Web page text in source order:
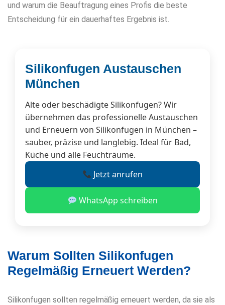
und warum die Beauftragung eines Profis die beste
Entscheidung für ein dauerhaftes Ergebnis ist.
Silikonfugen Austauschen
München
Alte oder beschädigte Silikonfugen? Wir
übernehmen das professionelle Austauschen
und Erneuern von Silikonfugen in München –
sauber, präzise und langlebig. Ideal für Bad,
Küche und alle Feuchträume.
Jetzt anrufen
WhatsApp schreiben
Warum Sollten Silikonfugen
Regelmäßig Erneuert Werden?
Silikonfugen sollten regelmäßig erneuert werden, da sie als